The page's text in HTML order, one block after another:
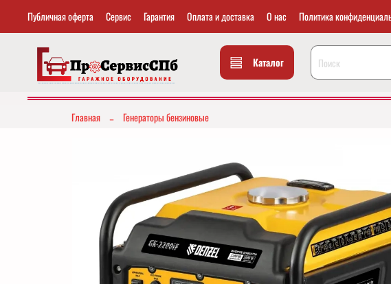
Публичная оферта Сервис Гарантия Оплата и доставка О нас Политика
Каталог
Главная Генераторы бензиновые